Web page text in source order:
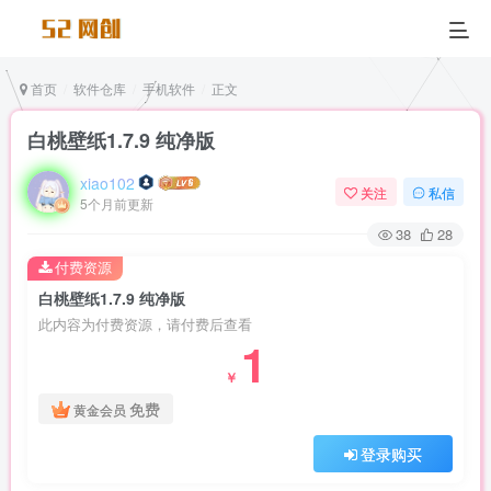
首页 软件仓库 手机软件 正文
白桃壁纸1.7.9 纯净版
xiao102
5个月前更新
关注 私信
38 28
白桃壁纸1.7.9 纯净版
此内容为付费资源，请付费后查看
￥ 1
黄金会员 免费
登录购买
付费资源